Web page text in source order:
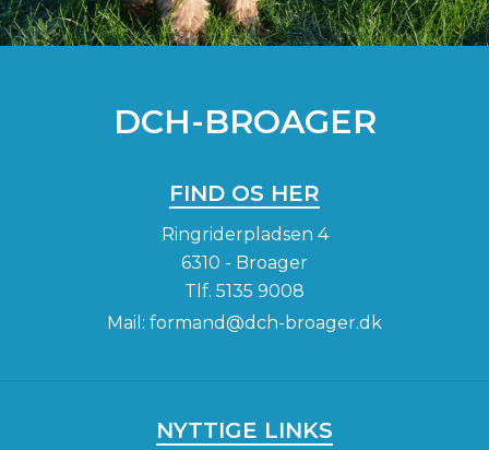
DCH-BROAGER
FIND OS HER
Ringriderpladsen 4
6310 - Broager
Tlf. 5135 9008
Mail: formand@dch-broager.dk
NYTTIGE LINKS